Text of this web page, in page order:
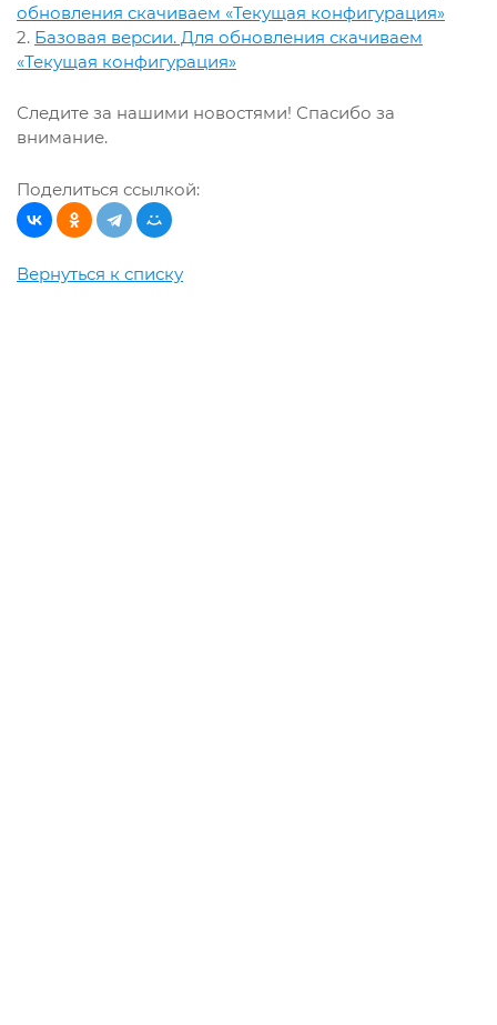
обновления скачиваем «Текущая конфигурация»
2. Базовая версии. Для обновления скачиваем
«Текущая конфигурация»
Следите за нашими новостями! Спасибо за
внимание.
Поделиться ссылкой:
Вернуться к списку